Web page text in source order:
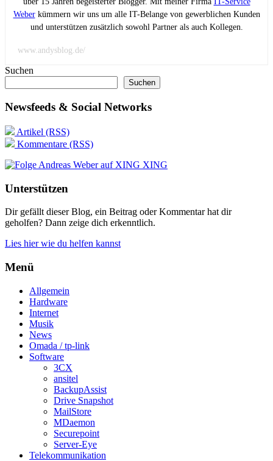
Weberkümmern wir uns um alle IT-Belange von gewerblichen Kunden
und unterstützen zusätzlich sowohl Partner als auch Kollegen.
www.andysblog.de/
Suchen
Suchen
Newsfeeds & Social Networks
Artikel (RSS)
Kommentare (RSS)
XING
Unterstützen
Dir gefällt dieser Blog, ein Beitrag oder Kommentar hat dir
geholfen? Dann zeige dich erkenntlich.
Lies hier wie du helfen kannst
Menü
Allgemein
Hardware
Internet
Musik
News
Omada / tp-link
Software
3CX
ansitel
BackupAssist
Drive Snapshot
MailStore
MDaemon
Securepoint
Server-Eye
Telekommunikation